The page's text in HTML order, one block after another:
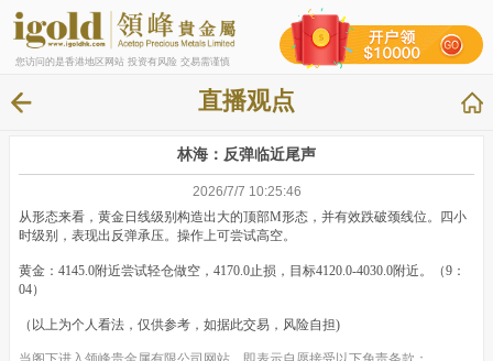
您访问的是香港地区网站 投资有风险 交易需谨慎
直播观点
林海：反弹临近尾声
2026/7/7 10:25:46
从形态来看，黄金日线级别构造出大的顶部M形态，并有效跌破颈线位。四小
时级别，表现出反弹承压。操作上可尝试高空。
黄金：4145.0附近尝试轻仓做空，4170.0止损，目标4120.0-4030.0附近。（9：
04）
（以上为个人看法，仅供参考，如据此交易，风险自担)